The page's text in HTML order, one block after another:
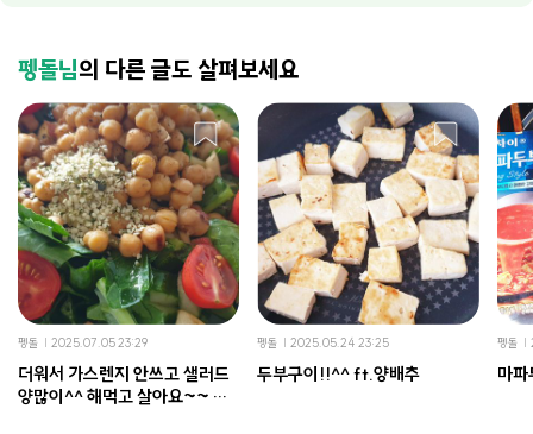
펭돌님의 다른 글도 살펴보세요
펭돌 2025.07.05 23:29
더워서 가스렌지 안쓰고 샐러드
양많이^^ 해먹고 살아요~~ 호
펭돌 2025.05.24 23:25
두부구이!!^^ ft.양배추
펭돌
마